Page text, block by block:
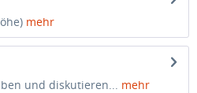
mehr
und diskutieren... mehr